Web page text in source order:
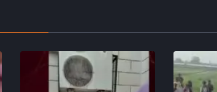
Organize suç şüphelisine sınırda kıskaç: Tır kasasında
yakalandı
VIDEOYU İZLE